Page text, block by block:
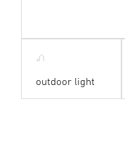
outdoor light